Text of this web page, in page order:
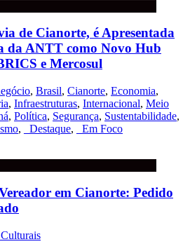
de Cianorte, é Apresentada
da ANTT como Novo Hub
e Mercosul
, Brasil, Cianorte, Economia,
, Infraestruturas, Internacional, Meio
, Política, Segurança, Sustentabilidade,
, _Destaque, _Em Foco
em Cianorte: Pedido